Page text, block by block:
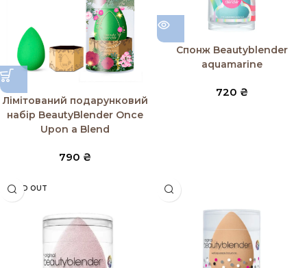
Лімітований подарунковий
набір BeautyBlender Once
Upon a Blend
790 ₴
Спонж Beautyblender
aquamarine
720 ₴
SOLD OUT